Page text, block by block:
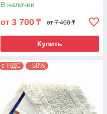
В наличии
от 3 700 ₸ от 7 400 ₸
Купить
с НДС –50%